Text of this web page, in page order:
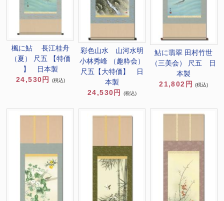
楓に鮎 長江桂舟
（夏） 尺五 【特価
】 日本製
24,530円
(税込)
彩色山水 山河水明
小林秀峰 （趣粋会）
尺五【大特価】 日
本製
24,530円
(税込)
鮎に翡翠 田村竹世
（三美会） 尺五 日
本製
21,802円
(税込)